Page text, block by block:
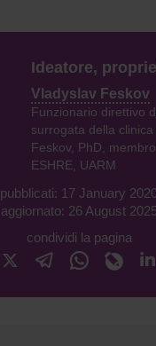
Ideatore,
Vladyslav Feskov
Funzionario direttivo
surrogata della clinica
Feskov, PhD, membro
ESHRE, UARM
pubblicati: 17 January
aggiornato: 26 August
condividi la pagina